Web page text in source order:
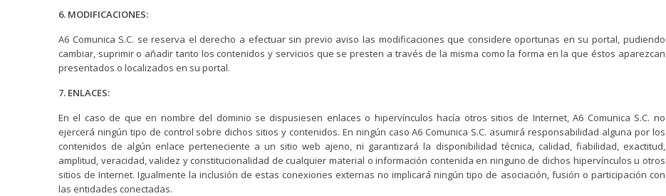
6. MODIFICACIONES:
A6 Comunica S.C. se reserva el derecho a efectuar sin previo aviso las modificaciones que considere oportunas en su portal, pudiendo
cambiar, suprimir o añadir tanto los contenidos y servicios que se presten a través de la misma como la forma en la que éstos aparezcan
presentados o localizados en su portal.
7. ENLACES:
En el caso de que en nombre del dominio se dispusiesen enlaces o hipervínculos hacía otros sitios de Internet, A6 Comunica S.C. no
ejercerá ningún tipo de control sobre dichos sitios y contenidos. En ningún caso A6 Comunica S.C. asumirá responsabilidad alguna por los
contenidos de algún enlace perteneciente a un sitio web ajeno, ni garantizará la disponibilidad técnica, calidad, fiabilidad, exactitud,
amplitud, veracidad, validez y constitucionalidad de cualquier material o información contenida en ninguno de dichos hipervínculos u otros
sitios de Internet. Igualmente la inclusión de estas conexiones externas no implicará ningún tipo de asociación, fusión o participación con
las entidades conectadas.